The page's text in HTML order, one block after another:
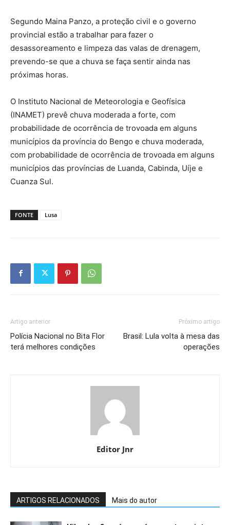
Segundo Maina Panzo, a proteção civil e o governo
provincial estão a trabalhar para fazer o
desassoreamento e limpeza das valas de drenagem,
prevendo-se que a chuva se faça sentir ainda nas
próximas horas.
O Instituto Nacional de Meteorologia e Geofísica
(INAMET) prevê chuva moderada a forte, com
probabilidade de ocorrência de trovoada em alguns
municípios da província do Bengo e chuva moderada,
com probabilidade de ocorrência de trovoada em alguns
municípios das províncias de Luanda, Cabinda, Uíje e
Cuanza Sul.
FONTE Lusa
Artigo anterior
Polícia Nacional no Bita Flor
terá melhores condições
Próximo artigo
Brasil: Lula volta à mesa das
operações
Editor Jnr
ARTIGOS RELACIONADOS Mais do autor